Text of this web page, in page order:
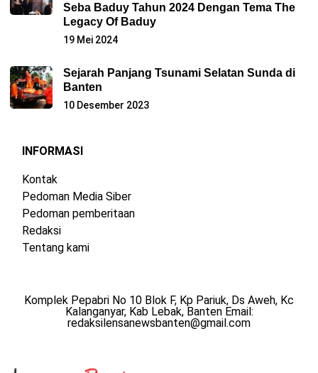
Seba Baduy Tahun 2024 Dengan Tema The
Legacy Of Baduy
19 Mei 2024
Sejarah Panjang Tsunami Selatan Sunda di
Banten
10 Desember 2023
INFORMASI
Kontak
Pedoman Media Siber
Pedoman pemberitaan
Redaksi
Tentang kami
Komplek Pepabri No 10 Blok F, Kp Pariuk, Ds Aweh, Kc
Kalanganyar, Kab Lebak, Banten Email:
redaksilensanewsbanten@gmail.com